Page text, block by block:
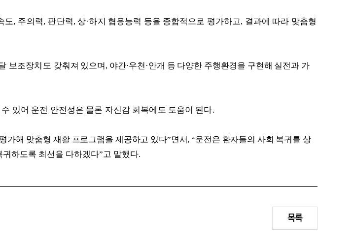
도, 주의력, 판단력, 상·하지 협응능력 등을 종합적으로 평가하고, 결과에 따라 맞춤형
보조장치도 갖춰져 있으며 , 야간·우천 ·안개 등 다양한 주행환경을 구현해 실전과 가
있어 운전 안전성은 물론 자신감 회복에도 도움이 된다.
가해 맞춤형 재활 프로그램을 제공하고 있다”면서, “운전은 환자들의 사회 복귀를 상
하도록 최선을 다하겠다”고 말했다.
목록